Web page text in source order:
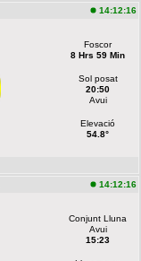
14:12:16
Foscor
8 Hrs 59 Min
Sol posat
20:50
Avui
Elevació
54.8°
14:12:16
Conjunt Lluna
Avui
15:23